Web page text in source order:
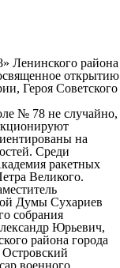
Ленинского района
открытию
Героя Советского
№ 78 не случайно,
на
Среди
ракетных
Великого.
Думы Сухариев
собрания
Юрьевич,
района города